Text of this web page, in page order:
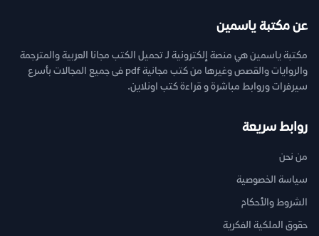
عن مكتبة ياسمين
مكتبة ياسمين هي منصة إلكترونية لـ تحميل الكتب مجانا العربية والمترجمة
والروايات والقصص وغيرها من كتب مجانية pdf فى جميع المجالات بأسرع
سيرفرات وروابط مباشرة و قراءة كتب اونلاين.
روابط سريعة
من نحن
سياسة الخصوصية
الشروط والأحكام
حقوق الملكية الفكرية